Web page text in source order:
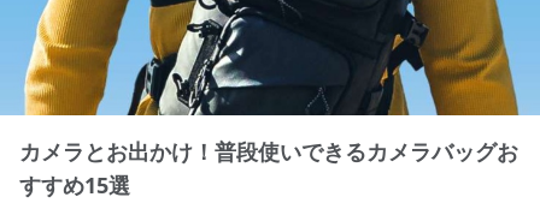
カメラとお出かけ！普段使いできるカメラバッグお
すすめ15選